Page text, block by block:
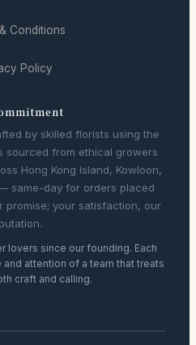
Conditions
Policy
by skilled florists using the
sourced from ethical growers
Hong Kong Island, Kowloon,
same-day for orders placed
promise; your satisfaction, our
lovers since our founding. Each
attention of a team that treats
craft and calling.